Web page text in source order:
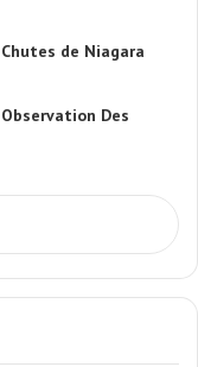
de Niagara
Des